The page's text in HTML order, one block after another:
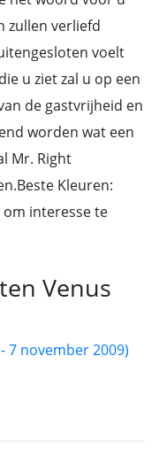
zullen verliefd
voelt
u ziet zal u op een
de gastvrijheid en
worden wat een
Mr. Right
Kleuren:
interesse te
Venus
7 november 2009)